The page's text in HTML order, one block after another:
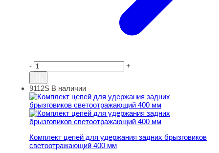
- +
Комплект цепей для удержания задних брызговиков
9112S В наличии
Комплект цепей для удержания задних брызговиков
светоотражающий 400 мм